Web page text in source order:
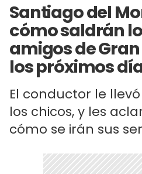
Santiago del
cómo saldrán
amigos de
los próximos
El conductor le
los chicos, y les
cómo se irán sus